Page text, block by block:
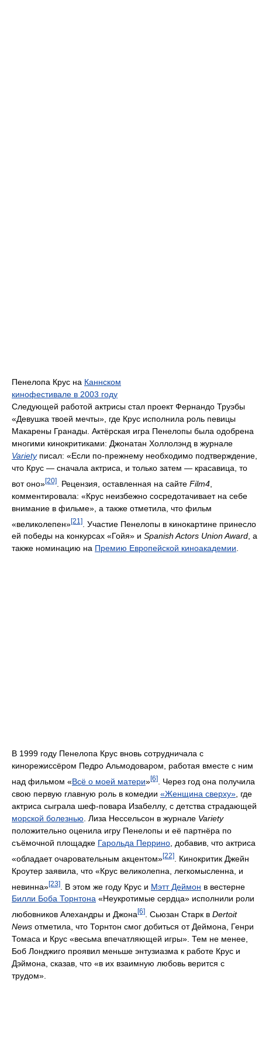
Пенелопа Крус на Каннском
кинофестивале в 2003 году
Следующей работой актрисы стал проект Фернандо Труэбы
«Девушка твоей мечты», где Крус исполнила роль певицы
Макарены Гранады. Актёрская игра Пенелопы была одобрена
многими кинокритиками: Джонатан Холлолэнд в журнале
Varietyписал: «Если по-прежнему необходимо подтверждение,
что Крус — сначала актриса, и только затем — красавица, то
вот оно»[20] . Рецензия, оставленная на сайте Film4
комментировала: «Крус неизбежно сосредотачивает на себе
внимание в фильме», а также отметила, что фильм
«великолепен»[21]
. Участие Пенелопы в кинокартине принесло
ей победы на конкурсах «Гойя» и Spanish Actors Union Award, а
также номинацию на Премию Европейской киноакадемии.
В 1999 году Пенелопа Крус вновь сотрудничала с
кинорежиссёром Педро Альмодоваром, работая вместе с ним
над фильмом «Всё о моей матери»[6]
. Через год она получила
свою первую главную роль в комедии «Женщина сверху» , где
актриса сыграла шеф-повара Изабеллу, с детства страдающей
морской болезнью . Лиза Нессельсон в журнале Variety
положительно оценила игру Пенелопы и её партнёра по
съёмочной площадке Гарольда Перрино , добавив, что актриса
«обладает очаровательным акцентом»[22]
. Кинокритик Джейн
Кроутер заявила, что «Крус великолепна, легкомысленна, и
невинна»[23] . В этом же году Крус и Мэтт Деймон в вестерне
Билли Боба Торнтона «Неукротимые сердца» исполнили роли
любовников Алехандры и Джона [6] . Сьюзан Старк в Dertoit
News отметила, что Торнтон смог добиться от Деймона, Генри
Томаса и Крус «весьма впечатляющей игры». Тем не менее,
Боб Лонджиго проявил меньше энтузиазма к работе Крус и
Дэймона, сказав, что «в их взаимную любовь верится с
трудом».